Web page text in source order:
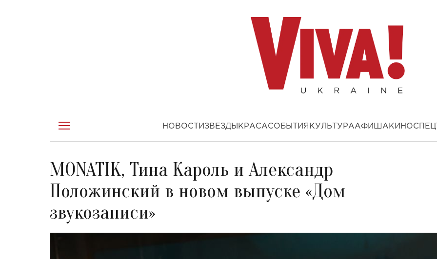
НОВОСТИ ЗВЕЗДЫ КРАСАСОБЫТИЯ КУЛЬТУРААФИША КИНО
MONATIK, Тина Кароль и Александр
Положинский в новом выпуске «Дом
звукозаписи»